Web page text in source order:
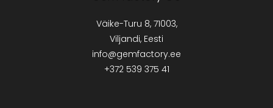
Väike-Turu 8, 71003,
Viljandi, Eesti
info@gemfactory.ee
+372 539 375 41